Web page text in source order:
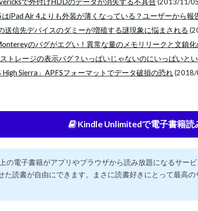
で外付けHDDのデータが消失する不具合 (2013/11/
はiPad Air 4よりも外装が薄くなっている？ユーザーから報
送信先デバイスのダミーが増殖する謎現象に悩まされる
のバグがエグい！異常な量のメモリリークと文鎮
トレージの表示バグ？いっぱいじゃないのにいっぱいと
High Sierra」APFSフォーマットでデータ破損の恐れ
Kindle Unlimitedで電子書籍読
の電子書籍がアプリやブラウザから読み放題になるサー
た読書が自由にできます。まさに読書好きにとって最高